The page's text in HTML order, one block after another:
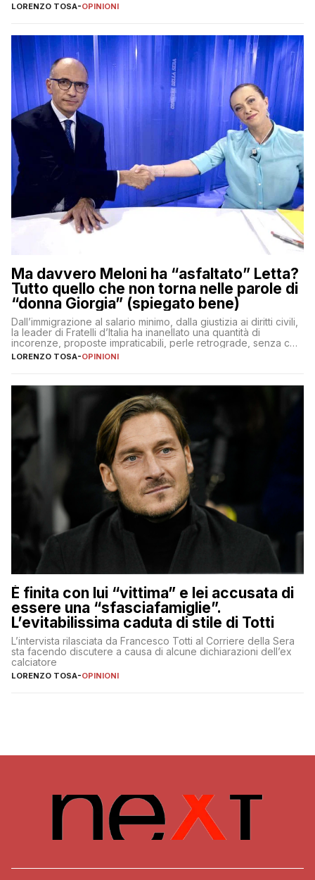
LORENZO TOSA-OPINIONI
Ma davvero Meloni ha “asfaltato” Letta?
Tutto quello che non torna nelle parole di
“donna Giorgia” (spiegato bene)
Dall’immigrazione al salario minimo, dalla giustizia ai diritti civili,
la leader di Fratelli d’Italia ha inanellato una quantità di
incorenze, proposte impraticabili, perle retrograde, senza che
nessuno – a destra come a sinistra – glielo abbia fatto notare
LORENZO TOSA-OPINIONI
È finita con lui “vittima” e lei accusata di
essere una “sfasciafamiglie”.
L’evitabilissima caduta di stile di Totti
L’intervista rilasciata da Francesco Totti al Corriere della Sera
sta facendo discutere a causa di alcune dichiarazioni dell’ex
calciatore
LORENZO TOSA-OPINIONI